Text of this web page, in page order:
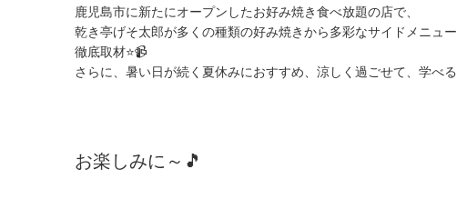
鹿児島市に新たにオープンしたお好み焼き食べ放題の店で、
乾き亭げそ太郎が多くの種類の好み焼きから多彩なサイドメニュ
徹底取材⭐📹
さらに、暑い日が続く夏休みにおすすめ、涼しく過ごせて、学べ
お楽しみに～🎵